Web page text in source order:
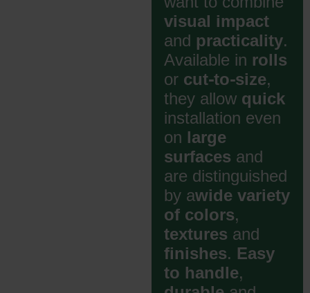
visual impact
and practicality.
Available in rolls
orcut-to-size,
they allowquick
installation even
on large
surfaces and
are distinguished
by awide variety
ofcolors,
textures and
finishes. Easy
to handle,